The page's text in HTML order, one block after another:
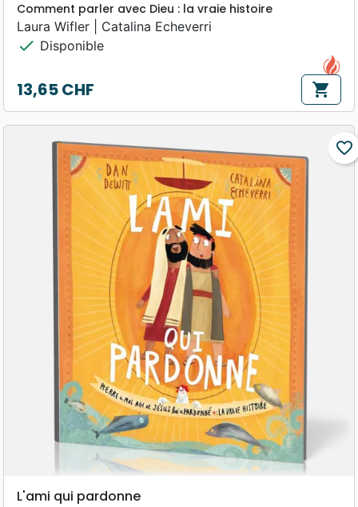
Comment parler avec Dieu : la vraie histoire
Laura Wifler | Catalina Echeverri
check Disponible
Prix
13,65 CHF shopping_cart
favorite_border
L'ami qui pardonne